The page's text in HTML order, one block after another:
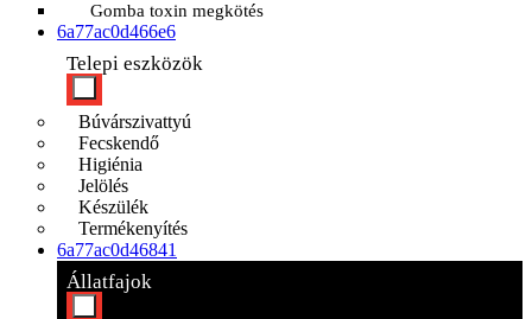
Gomba toxin megkötés
6a77ac0d466e6
Telepi eszközök
Búvárszivattyú
Fecskendő
Higiénia
Jelölés
Készülék
Termékenyítés
6a77ac0d46841
Állatfajok